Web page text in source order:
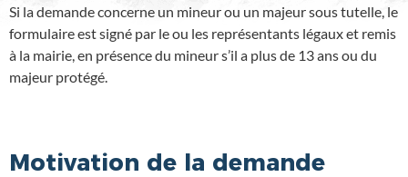
Si la demande concerne un mineur ou un majeur sous tutelle, le
formulaire est signé par le ou les représentants légaux et remis
à la mairie, en présence du mineur s’il a plus de 13 ans ou du
majeur protégé.
Motivation de la demande